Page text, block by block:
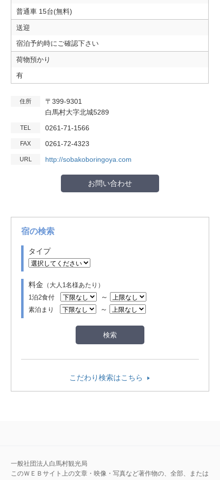
普通車 15台(無料)
送迎
宿泊予約時にご確認下さい
荷物預かり
有
住所
〒399-9301
白馬村大字北城5289
TEL 0261-71-1566
FAX 0261-72-4323
URL http://sobakoboringoya.com
お問い合わせ
宿の検索
タイプ
料金 （大人1名様あたり）
1泊2食付
～
素泊まり ～
こだわり検索はこちら